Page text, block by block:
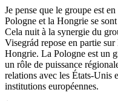
Je pense que le groupe est
Pologne et la Hongrie se
Cela nuit à la synergie du
Visegrád repose en partie
Hongrie. La Pologne est un
un rôle de puissance
relations avec les États-Unis
institutions européennes.